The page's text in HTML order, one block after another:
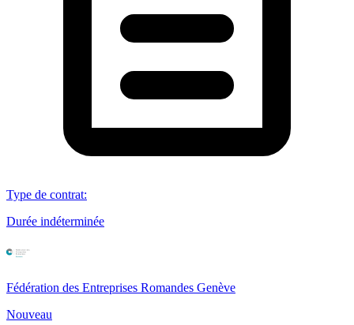
Type de contrat:
Durée indéterminée
Fédération des Entreprises Romandes Genève
Nouveau